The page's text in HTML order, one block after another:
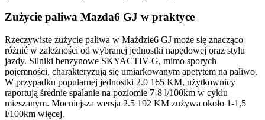
Zużycie paliwa Mazda6 GJ w praktyce
Rzeczywiste zużycie paliwa w Maździe6 GJ może się znacząco
różnić w zależności od wybranej jednostki napędowej oraz stylu
jazdy. Silniki benzynowe SKYACTIV-G, mimo sporych
pojemności, charakteryzują się umiarkowanym apetytem na paliwo.
W przypadku popularnej jednostki 2.0 165 KM, użytkownicy
raportują średnie spalanie na poziomie 7-8 l/100km w cyklu
mieszanym. Mocniejsza wersja 2.5 192 KM zużywa około 1-1,5
l/100km więcej.